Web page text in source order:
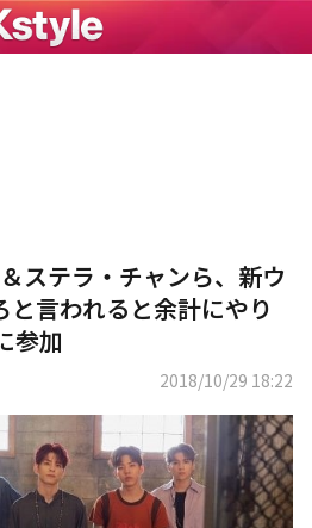
ステラ・チャンら、新ウ
と言われると余計にやり
参加
2018/10/29 18:22